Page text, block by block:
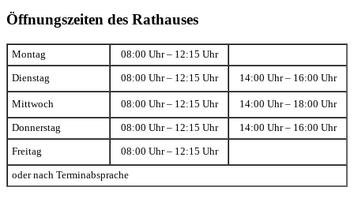
Öffnungszeiten des Rathauses
Montag 08:00 Uhr – 12:15 Uhr
Dienstag 08:00 Uhr – 12:15 Uhr 14:00 Uhr – 16:00 Uhr
Mittwoch 08:00 Uhr – 12:15 Uhr 14:00 Uhr – 18:00 Uhr
Donnerstag 08:00 Uhr – 12:15 Uhr 14:00 Uhr – 16:00 Uhr
Freitag 08:00 Uhr – 12:15 Uhr
oder nach Terminabsprache